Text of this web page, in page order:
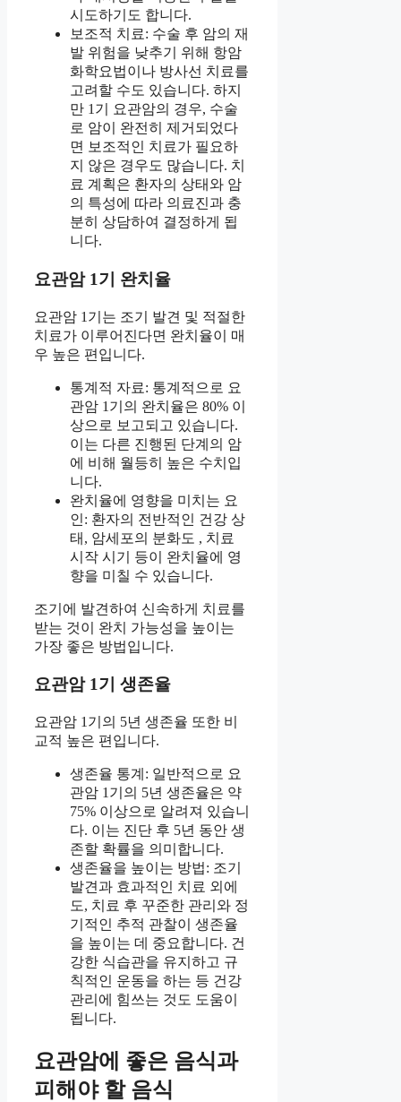
시도하기도 합니다.
보조적 치료: 수술 후 암의 재
발 위험을 낮추기 위해 항암
화학요법이나 방사선 치료를
고려할 수도 있습니다. 하지
만 1기 요관암의 경우, 수술
로 암이 완전히 제거되었다
면 보조적인 치료가 필요하
지 않은 경우도 많습니다. 치
료 계획은 환자의 상태와 암
의 특성에 따라 의료진과 충
분히 상담하여 결정하게 됩
니다.
요관암 1기 완치율
요관암 1기는 조기 발견 및 적절한
치료가 이루어진다면 완치율이 매
우 높은 편입니다.
통계적 자료: 통계적으로 요
관암 1기의 완치율은 80% 이
상으로 보고되고 있습니다.
이는 다른 진행된 단계의 암
에 비해 월등히 높은 수치입
니다.
완치율에 영향을 미치는 요
인: 환자의 전반적인 건강 상
태, 암세포의 분화도 , 치료
시작 시기 등이 완치율에 영
향을 미칠 수 있습니다.
조기에 발견하여 신속하게 치료를
받는 것이 완치 가능성을 높이는
가장 좋은 방법입니다.
요관암 1기 생존율
요관암 1기의 5년 생존율 또한 비
교적 높은 편입니다.
생존율 통계: 일반적으로 요
관암 1기의 5년 생존율은 약
75% 이상으로 알려져 있습니
다. 이는 진단 후 5년 동안 생
존할 확률을 의미합니다.
생존율을 높이는 방법: 조기
발견과 효과적인 치료 외에
도, 치료 후 꾸준한 관리와 정
기적인 추적 관찰이 생존율
을 높이는 데 중요합니다. 건
강한 식습관을 유지하고 규
칙적인 운동을 하는 등 건강
관리에 힘쓰는 것도 도움이
됩니다.
요관암에 좋은 음식과
피해야 할 음식